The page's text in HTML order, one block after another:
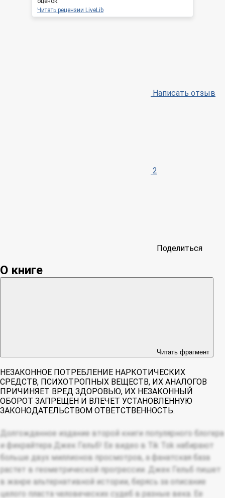
Читать рецензии LiveLib
Написать отзыв
2
Поделиться
О книге
Читать фрагмент
НЕЗАКОННОЕ ПОТРЕБЛЕНИЕ НАРКОТИЧЕСКИХ
СРЕДСТВ, ПСИХОТРОПНЫХ ВЕЩЕСТВ, ИХ АНАЛОГОВ
ПРИЧИНЯЕТ ВРЕД ЗДОРОВЬЮ, ИХ НЕЗАКОННЫЙ
ОБОРОТ ЗАПРЕЩЕН И ВЛЕЧЕТ УСТАНОВЛЕННУЮ
ЗАКОНОДАТЕЛЬСТВОМ ОТВЕТСТВЕННОСТЬ.
Долгожданное издание второй книги популярного блогера
и фикрайтера Джек Гельб! Ее видео в Tik Tok набирают
больше двух миллионов просмотров, а фанатская база
растет в геометрической прогрессии. Джек Гельб пишет
в жанре альтернативной истории, берясь за описание
целого пласта человеческих судеб в разные века. Ее